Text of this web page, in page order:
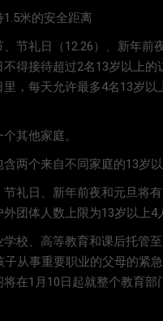
米的安全距离
节礼日（12.26）、新年前
得接待超过2名13岁以上的
，每天允许最多4名13岁以
其他家庭。
两个来自不同家庭的13岁以
礼日、新年前夜和元旦将
团体人数上限为13岁以上4
校、高等教育和课后托管
子从事重要职业的父母的紧
在1月10日起就整个教育部